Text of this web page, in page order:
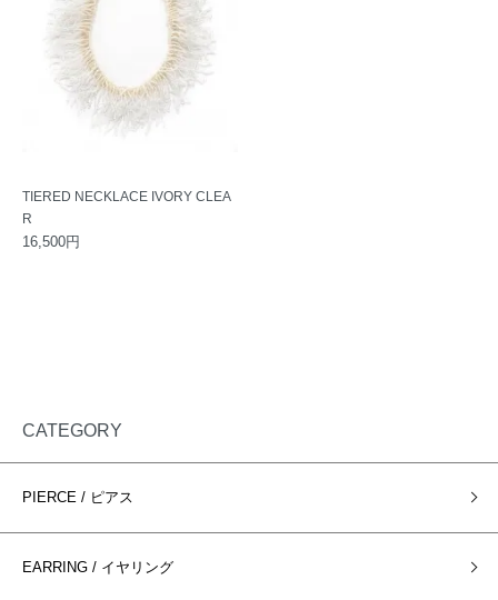
TIERED NECKLACE IVORY CLEA
R
16,500円
CATEGORY
PIERCE / ピアス
EARRING / イヤリング